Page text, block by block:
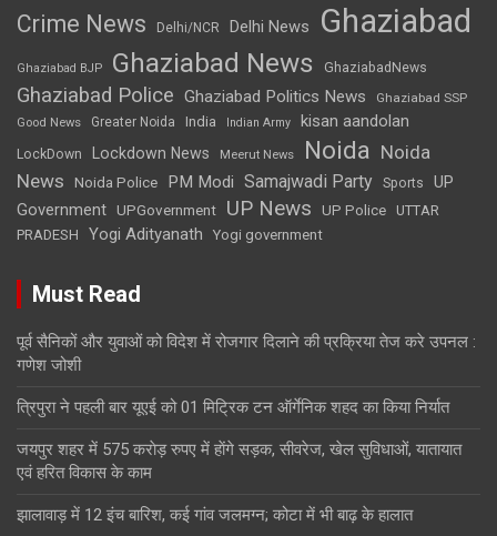
Crime News Delhi/NCR Delhi News Ghaziabad
Ghaziabad BJP Ghaziabad News GhaziabadNews
Ghaziabad Police Ghaziabad Politics News Ghaziabad SSP
Good News Greater Noida India Indian Army kisan aandolan
LockDown Lockdown News Meerut News Noida Noida
News
Noida Police PM Modi Samajwadi Party Sports
UP
Government UPGovernment UP News UP Police
UTTAR
PRADESH
Yogi Adityanath Yogi government
Must Read
पूर्व सैनिकों और युवाओं को विदेश में रोजगार दिलाने की प्रक्रिया तेज करे उपनल :
गणेश जोशी
त्रिपुरा ने पहली बार यूएई को 01 मिट्रिक टन ऑर्गेनिक शहद का किया निर्यात
जयपुर शहर में 575 कराेड़ रुपए में हाेंगे सड़क, सीवरेज, खेल सुविधाओं, यातायात
एवं हरित विकास के काम
झालावाड़ में 12 इंच बारिश, कई गांव जलमग्न; कोटा में भी बाढ़ के हालात